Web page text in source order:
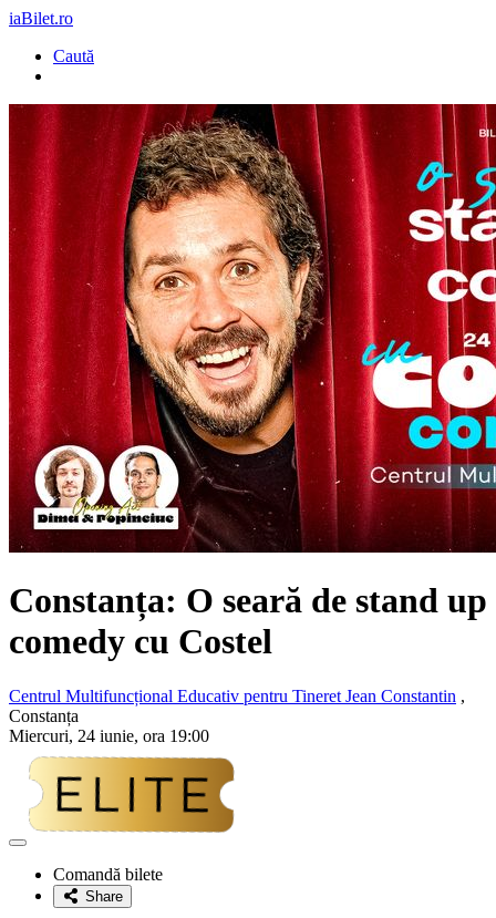
iaBilet.ro
Caută
Constanța: O seară de stand up
comedy cu Costel
Centrul Multifuncțional Educativ pentru Tineret Jean Constantin ,
Constanța
Miercuri, 24 iunie, ora 19:00
Adaugă
favoriteComandă bilete
Share